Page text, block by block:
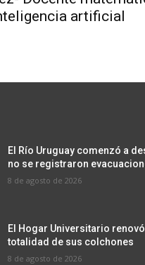
artificial
El Río Uruguay comenzó a
no se registraron
8 de agosto de 2026
El Hogar Universitario
totalidad de sus colchones
8 de agosto de 2026